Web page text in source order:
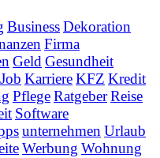
BusinessDekoration
Firma
Geld Gesundheit
Job KarriereKFZ Kredit
PflegeRatgeberReise
Software
unternehmen Urlaub
Werbung Wohnung